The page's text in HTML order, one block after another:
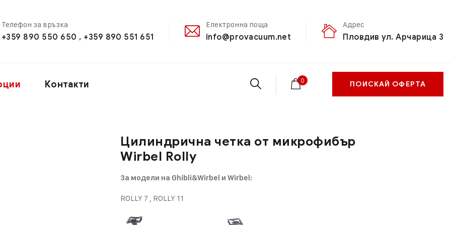
Телефон за връзка
+359 890 550 650 , +359 890 551 651
Електронна поща
info@provacuum.net
Адрес
Пловдив ул. Арчарица 3
Контакти 0 ПОИСКАЙ ОФЕРТА
Цилиндрична четка от микрофибър
Wirbel Rolly
За модели на Ghibli&Wirbel и Wirbel:
ROLLY 7 , ROLLY 11